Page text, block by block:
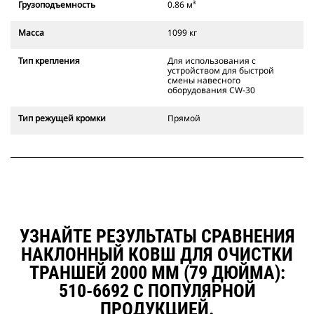
Захватное устройство смены
также позволяет оператору
положении "задний ход" для
расчистки и выполнения прямых
оборудования проверяется по
замка устройства для быстрой
навесного оборудования Cat
совместимы с гусеничными
экскаваторами 311–352 и всеми
колесными экскаваторами. В
наличии также имеются
устройства для быстрой смены
Грузоподъемность 0.86 м³
Масса 1099 кг
Тип крепления
Для использования с
устройством для быстрой
смены навесного
оборудования CW-30
Тип режущей кромки Прямой
УЗНАЙТЕ РЕЗУЛЬТАТЫ СРАВНЕНИЯ
НАКЛОННЫЙ КОВШ ДЛЯ ОЧИСТКИ
ТРАНШЕЙ 2000 ММ (79 ДЮЙМА):
510-6692 С ПОПУЛЯРНОЙ
ПРОДУКЦИЕЙ.